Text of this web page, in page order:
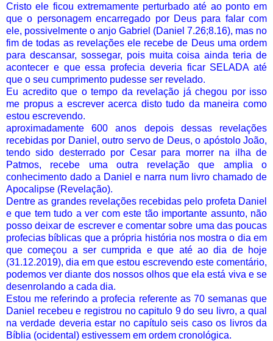
Cristo ele ficou extremamente perturbado até ao ponto em
que o personagem encarregado por Deus para falar com
ele, possivelmente o anjo Gabriel (Daniel 7.26;8.16), mas no
fim de todas as revelações ele recebe de Deus uma ordem
para descansar, sossegar, pois muita coisa ainda teria de
acontecer e que essa profecia deveria ficar SELADA até
que o seu cumprimento pudesse ser revelado.
Eu acredito que o tempo da revelação já chegou por isso
me propus a escrever acerca disto tudo da maneira como
estou escrevendo.
aproximadamente 600 anos depois dessas revelações
recebidas por Daniel, outro servo de Deus, o apóstolo João,
tendo sido desterrado por Cesar para morrer na ilha de
Patmos, recebe uma outra revelação que amplia o
conhecimento dado a Daniel e narra num livro chamado de
Apocalipse (Revelação).
Dentre as grandes revelações recebidas pelo profeta Daniel
e que tem tudo a ver com este tão importante assunto, não
posso deixar de escrever e comentar sobre uma das poucas
profecias bíblicas que a própria história nos mostra o dia em
que começou a ser cumprida e que até ao dia de hoje
(31.12.2019), dia em que estou escrevendo este comentário,
podemos ver diante dos nossos olhos que ela está viva e se
desenrolando a cada dia.
Estou me referindo a profecia referente as 70 semanas que
Daniel recebeu e registrou no capitulo 9 do seu livro, a qual
na verdade deveria estar no capítulo seis caso os livros da
Bíblia (ocidental) estivessem em ordem cronológica.